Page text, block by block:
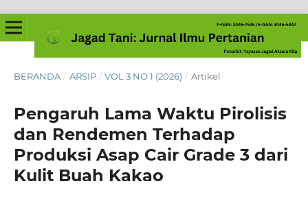
BERANDA / ARSIP / VOL 3 NO 1 (2026) / Artikel
Pengaruh Lama Waktu Pirolisis
dan Rendemen Terhadap
Produksi Asap Cair Grade 3 dari
Kulit Buah Kakao